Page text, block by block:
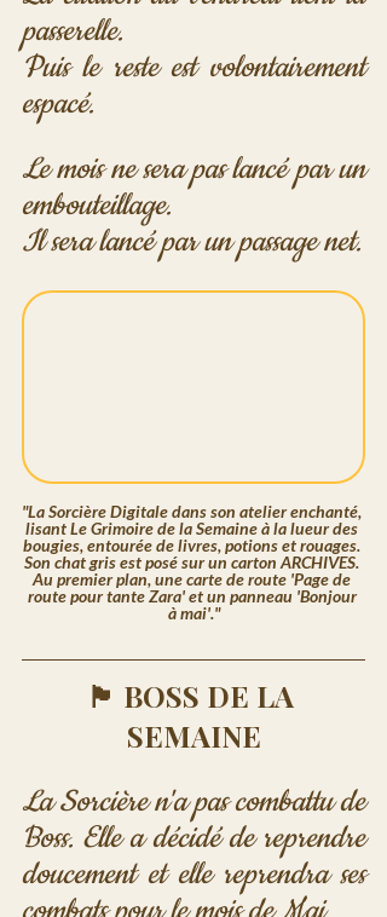
passerelle.
Puis le reste est volontairement
espacé.
Le mois ne sera pas lancé par un
embouteillage.
Il sera lancé par un passage net.
"La Sorcière Digitale dans son atelier enchanté,
lisant Le Grimoire de la Semaine à la lueur des
bougies, entourée de livres, potions et rouages.
Son chat gris est posé sur un carton ARCHIVES.
Au premier plan, une carte de route 'Page de
route pour tante Zara' et un panneau 'Bonjour
à mai'."
🏴 BOSS DE LA
SEMAINE
La Sorcière n'a pas combattu de
Boss. Elle a décidé de reprendre
doucement et elle reprendra ses